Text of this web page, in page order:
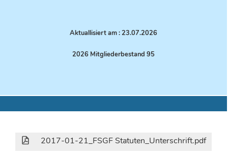
Aktuallisiert am : 23.07.2026
2026 Mitgliederbestand 95
2017-01-21_FSGF Statuten_Unterschrift.pdf